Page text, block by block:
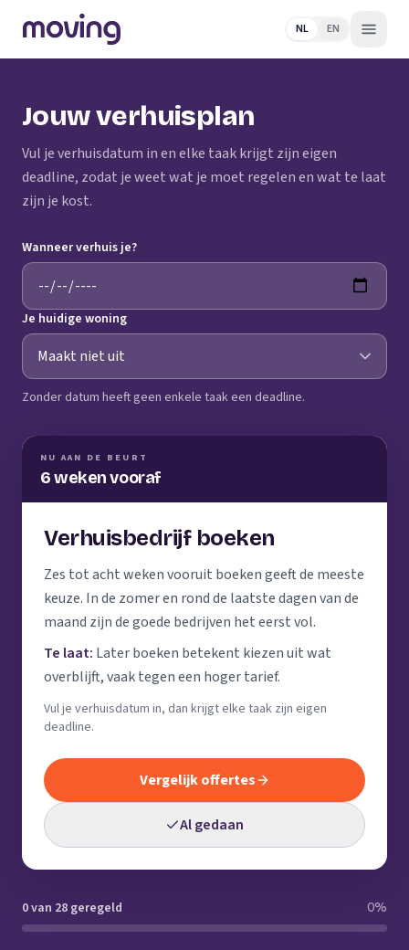
NL EN
Jouw verhuisplan
Vul je verhuisdatum in en elke taak krijgt zijn eigen
deadline, zodat je weet wat je moet regelen en wat te laat
zijn je kost.
Wanneer verhuis je?
Je huidige woning
Zonder datum heeft geen enkele taak een deadline.
NU AAN DE BEURT
6 weken vooraf
Verhuisbedrijf boeken
Zes tot acht weken vooruit boeken geeft de meeste
keuze. In de zomer en rond de laatste dagen van de
maand zijn de goede bedrijven het eerst vol.
Te laat: Later boeken betekent kiezen uit wat
overblijft, vaak tegen een hoger tarief.
Vul je verhuisdatum in, dan krijgt elke taak zijn eigen
deadline.
Vergelijk offertes
Al gedaan
0 van 28 geregeld 0%